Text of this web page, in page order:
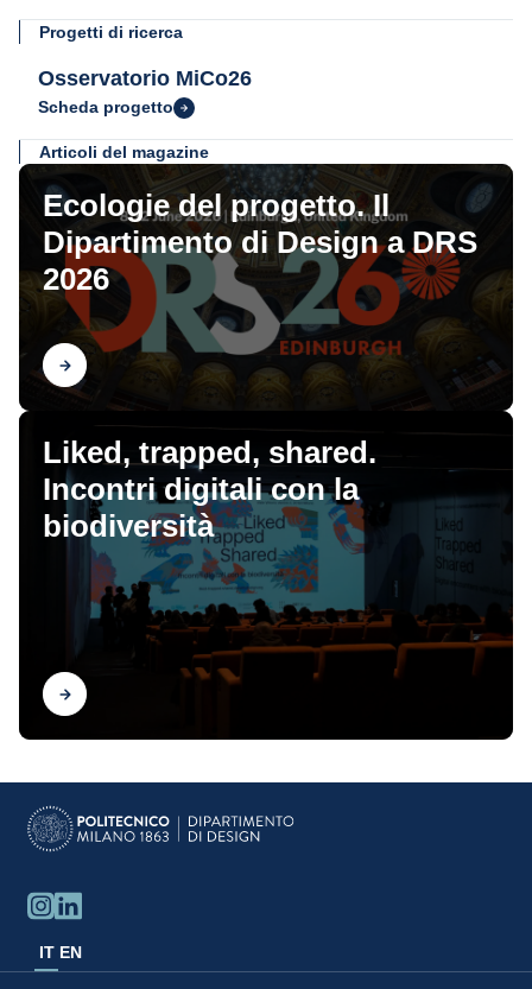
Progetti di ricerca
Osservatorio MiCo26
Scheda progetto
Articoli del magazine
Ecologie del progetto. Il
Dipartimento di Design a DRS
2026
Scopri
Liked, trapped, shared.
Incontri digitali con la
biodiversità
Scopri
IT EN